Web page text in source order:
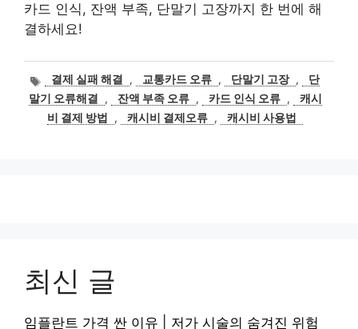
카드 인식, 잔액 부족, 단말기 고장까지 한 번에 해
결하세요!
태
그
결제 실패 해결 , 교통카드 오류 , 단말기 고장 ,
단
말기 오류해결
, 잔액 부족 오류 , 카드 인식 오류 ,
캐시
비 결제 방법
, 캐시비 결제오류 , 캐시비 사용법
최신 글
임플란트 가격 싼 이유 | 저가 시술의 숨겨진 위험